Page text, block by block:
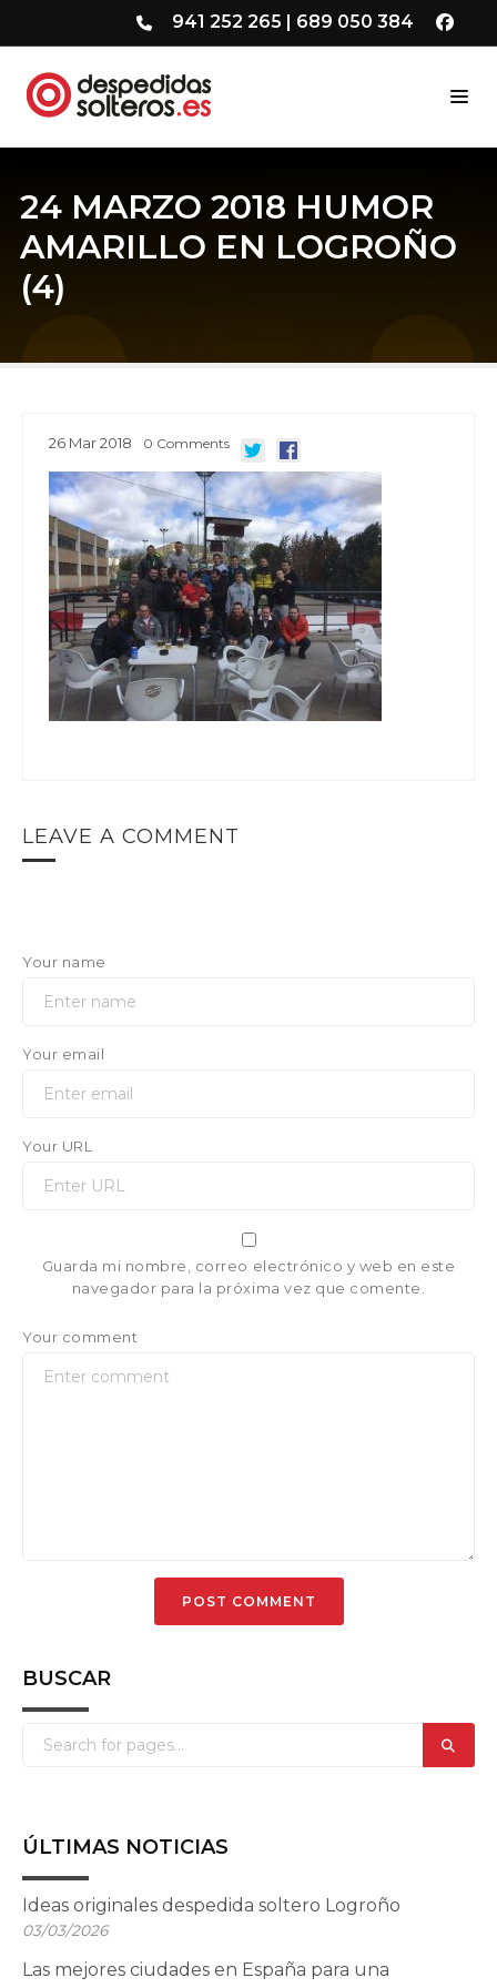
941 252 265 | 689 050 384
24 MARZO 2018 HUMOR
AMARILLO EN LOGROÑO
(4)
26 Mar2018 0 Comments
LEAVE A COMMENT
Your name
Your email
Your URL
Guarda mi nombre, correo electrónico y web en este
navegador para la próxima vez que comente.
Your comment
BUSCAR
ÚLTIMAS NOTICIAS
Ideas originales despedida soltero Logroño
03/03/2026
Las mejores ciudades en España para una